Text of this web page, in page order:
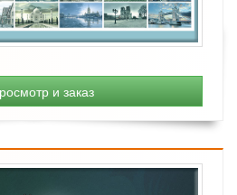
и заказ